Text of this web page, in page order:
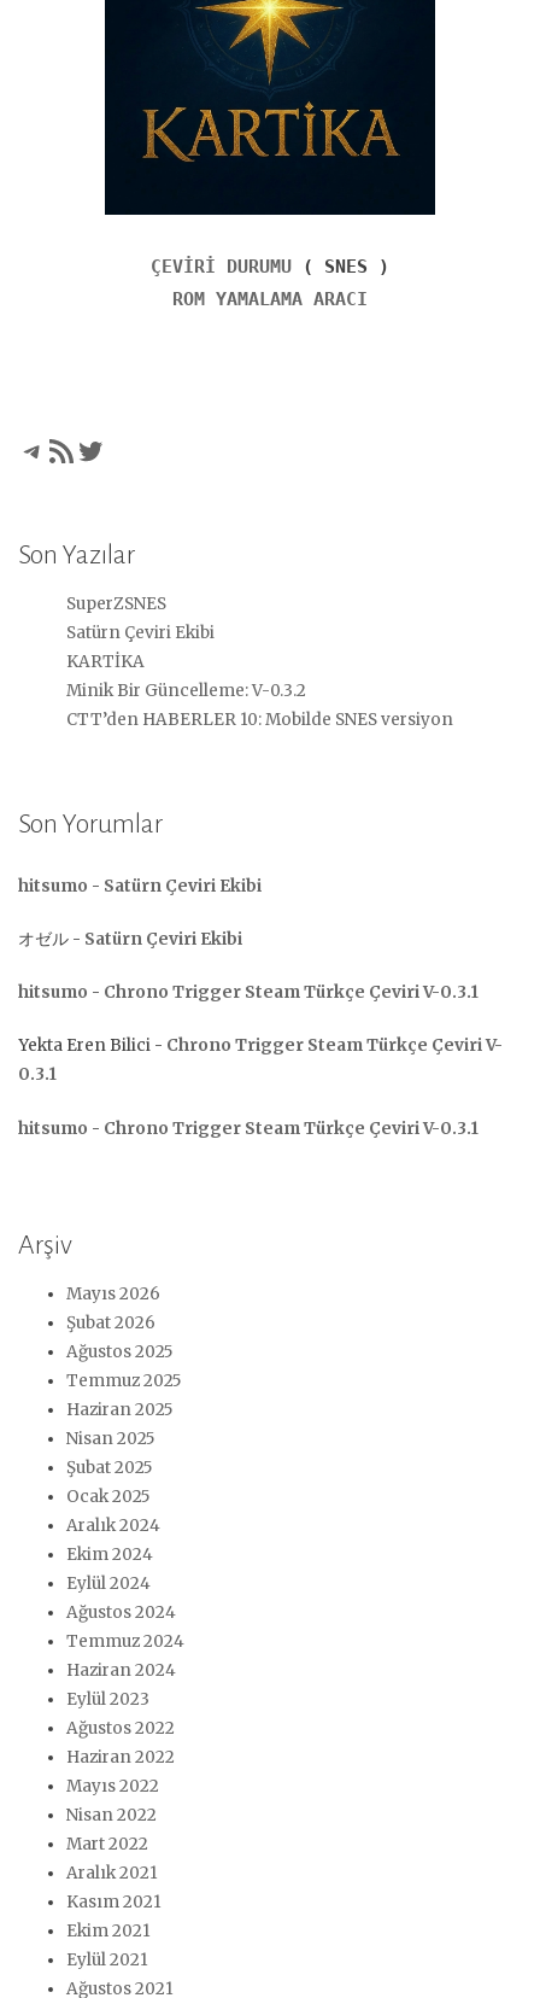
ÇEVİRİ DURUMU ( SNES )
ROM YAMALAMA ARACI
Telegram
RSS akışıTwitter
Son Yazılar
SuperZSNES
Satürn Çeviri Ekibi
KARTİKA
Minik Bir Güncelleme: V-0.3.2
CTT’den HABERLER 10: Mobilde SNES versiyon
Son Yorumlar
hitsumo - Satürn Çeviri Ekibi
オゼル - Satürn Çeviri Ekibi
hitsumo - Chrono Trigger Steam Türkçe Çeviri V-0.3.1
Yekta Eren Bilici - Chrono Trigger Steam Türkçe Çeviri V-
0.3.1
hitsumo - Chrono Trigger Steam Türkçe Çeviri V-0.3.1
Arşiv
Mayıs 2026
Şubat 2026
Ağustos 2025
Temmuz 2025
Haziran 2025
Nisan 2025
Şubat 2025
Ocak 2025
Aralık 2024
Ekim 2024
Eylül 2024
Ağustos 2024
Temmuz 2024
Haziran 2024
Eylül 2023
Ağustos 2022
Haziran 2022
Mayıs 2022
Nisan 2022
Mart 2022
Aralık 2021
Kasım 2021
Ekim 2021
Eylül 2021
Ağustos 2021